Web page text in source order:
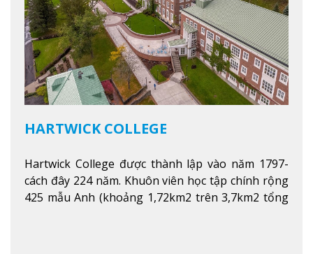
HARTWICK COLLEGE
Hartwick College được thành lập vào năm 1797-
cách đây 224 năm. Khuôn viên học tập chính rộng
425 mẫu Anh (khoảng 1,72km2 trên 3,7km2 tổng